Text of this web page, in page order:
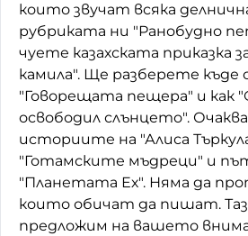
Непознатите думи
Като Айнщайн
Домашен любимец
Питаме Ви
До ре ми
които звучат всяка
рубриката ни "Ранобудно
чуете казахската приказка
камила". Ще разберете къде
"Говорещата пещера" и как
освободил слънцето".
историите на "Алиса
"Готамските мъдреци" и
"Планетата Ех". Няма да
които обичат да пишат.
предложим на вашето